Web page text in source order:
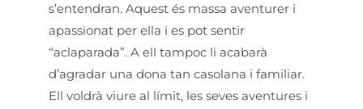
s’entendran. Aquest és massa aventurer i
apassionat per ella i es pot sentir
“aclaparada”. A ell tampoc li acabarà
d’agradar una dona tan casolana i familiar.
Ell voldrà viure al límit, les seves aventures i